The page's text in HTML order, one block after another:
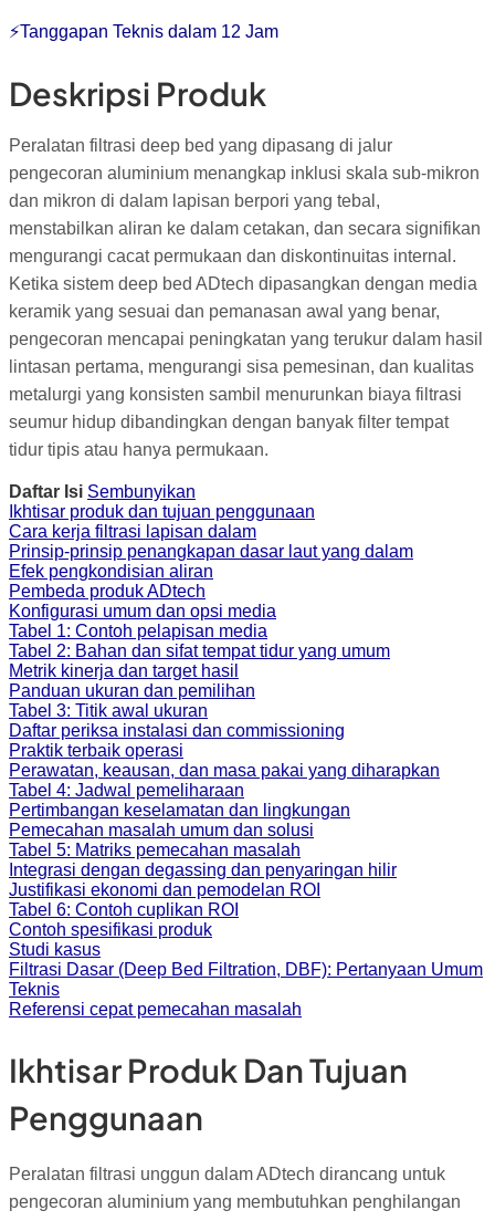
⚡Tanggapan Teknis dalam 12 Jam
Deskripsi Produk
Peralatan filtrasi deep bed yang dipasang di jalur
pengecoran aluminium menangkap inklusi skala sub-mikron
dan mikron di dalam lapisan berpori yang tebal,
menstabilkan aliran ke dalam cetakan, dan secara signifikan
mengurangi cacat permukaan dan diskontinuitas internal.
Ketika sistem deep bed ADtech dipasangkan dengan media
keramik yang sesuai dan pemanasan awal yang benar,
pengecoran mencapai peningkatan yang terukur dalam hasil
lintasan pertama, mengurangi sisa pemesinan, dan kualitas
metalurgi yang konsisten sambil menurunkan biaya filtrasi
seumur hidup dibandingkan dengan banyak filter tempat
tidur tipis atau hanya permukaan.
Daftar Isi Sembunyikan
Ikhtisar produk dan tujuan penggunaan
Cara kerja filtrasi lapisan dalam
Prinsip-prinsip penangkapan dasar laut yang dalam
Efek pengkondisian aliran
Pembeda produk ADtech
Konfigurasi umum dan opsi media
Tabel 1: Contoh pelapisan media
Tabel 2: Bahan dan sifat tempat tidur yang umum
Metrik kinerja dan target hasil
Panduan ukuran dan pemilihan
Tabel 3: Titik awal ukuran
Daftar periksa instalasi dan commissioning
Praktik terbaik operasi
Perawatan, keausan, dan masa pakai yang diharapkan
Tabel 4: Jadwal pemeliharaan
Pertimbangan keselamatan dan lingkungan
Pemecahan masalah umum dan solusi
Tabel 5: Matriks pemecahan masalah
Integrasi dengan degassing dan penyaringan hilir
Justifikasi ekonomi dan pemodelan ROI
Tabel 6: Contoh cuplikan ROI
Contoh spesifikasi produk
Studi kasus
Filtrasi Dasar (Deep Bed Filtration, DBF): Pertanyaan Umum
Teknis
Referensi cepat pemecahan masalah
Ikhtisar Produk Dan Tujuan
Penggunaan
Peralatan filtrasi unggun dalam ADtech dirancang untuk
pengecoran aluminium yang membutuhkan penghilangan